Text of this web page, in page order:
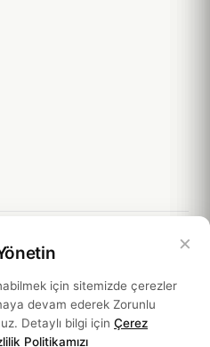
×
için sitemizde çerezler
devam ederek Zorunlu
Detaylı bilgi için Çerez
Politikamızı